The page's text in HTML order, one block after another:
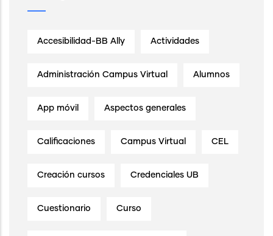
Accesibilidad-BB Ally Actividades
Administración Campus Virtual Alumnos
App móvil Aspectos generales
Calificaciones Campus Virtual CEL
Creación cursos Credenciales UB
Cuestionario Curso